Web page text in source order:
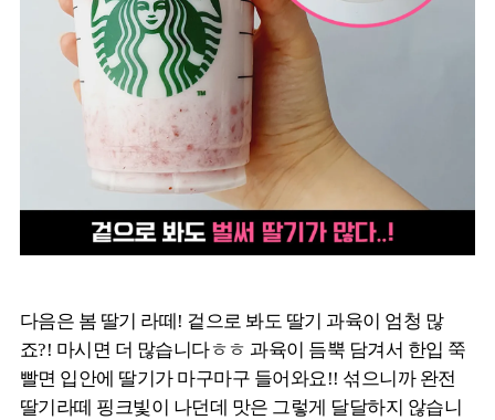
다음은 봄 딸기 라떼! 겉으로 봐도 딸기 과육이 엄청 많
죠?! 마시면 더 많습니다ㅎㅎ 과육이 듬뿍 담겨서 한입 쭉
빨면 입안에 딸기가 마구마구 들어와요!! 섞으니까 완전
딸기라떼 핑크빛이 나던데 맛은 그렇게 달달하지 않습니